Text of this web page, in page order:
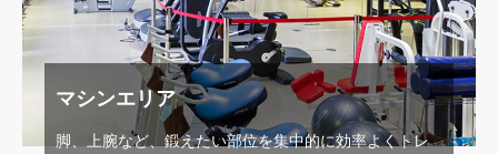
マシンエリア
脚、上腕など、鍛えたい部位を集中的に効率よくトレ